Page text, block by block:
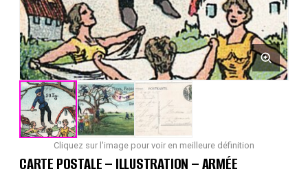
Cliquez sur l'image pour voir en meilleure définition
CARTE POSTALE – ILLUSTRATION – ARMÉE